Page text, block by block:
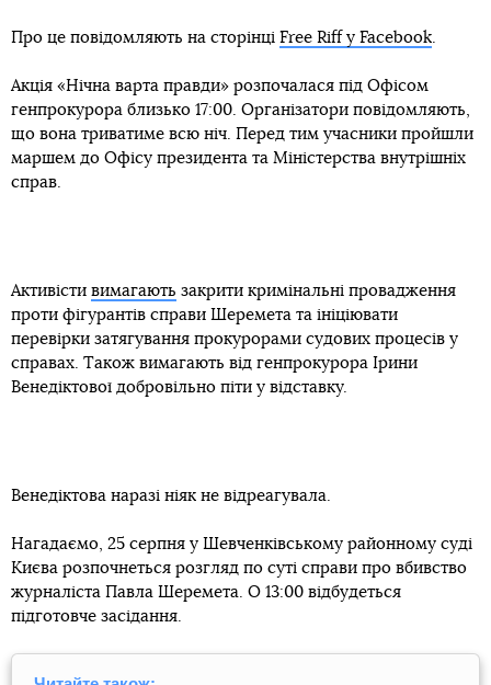
Про це повідомляють на сторінці Free Riff у Facebook.
Акція «Нічна варта правди» розпочалася під Офісом
генпрокурора близько 17:00. Організатори повідомляють,
що вона триватиме всю ніч. Перед тим учасники пройшли
маршем до Офісу президента та Міністерства внутрішніх
справ.
Активісти вимагають закрити кримінальні провадження
проти фігурантів справи Шеремета та ініціювати
перевірки затягування прокурорами судових процесів у
справах. Також вимагають від генпрокурора Ірини
Венедіктової добровільно піти у відставку.
Венедіктова наразі ніяк не відреагувала.
Нагадаємо, 25 серпня у Шевченківському районному суді
Києва розпочнеться розгляд по суті справи про вбивство
журналіста Павла Шеремета. О 13:00 відбудеться
підготовче засідання.